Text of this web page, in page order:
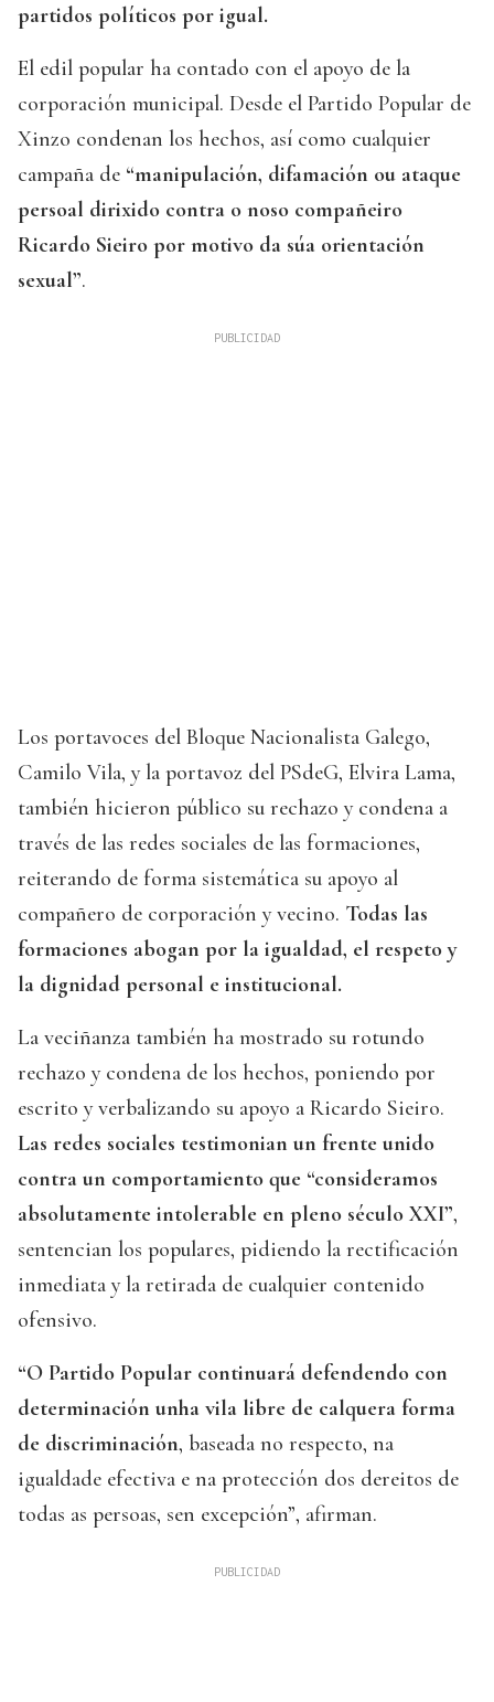
partidos políticos por igual.
El edil popular ha contado con el apoyo de la
corporación municipal. Desde el Partido Popular de
Xinzo condenan los hechos, así como cualquier
campaña de “manipulación, difamación ou ataque
persoal dirixido contra o noso compañeiro
Ricardo Sieiro por motivo da súa orientación
sexual”.
Los portavoces del Bloque Nacionalista Galego,
Camilo Vila, y la portavoz del PSdeG, Elvira Lama,
también hicieron público su rechazo y condena a
través de las redes sociales de las formaciones,
reiterando de forma sistemática su apoyo al
compañero de corporación y vecino. Todas las
formaciones abogan por la igualdad, el respeto y
la dignidad personal e institucional.
La veciñanza también ha mostrado su rotundo
rechazo y condena de los hechos, poniendo por
escrito y verbalizando su apoyo a Ricardo Sieiro.
Las redes sociales testimonian un frente unido
contra un comportamiento que “consideramos
absolutamente intolerable en pleno século XXI”,
sentencian los populares, pidiendo la rectificación
inmediata y la retirada de cualquier contenido
ofensivo.
“O Partido Popular continuará defendendo con
determinación unha vila libre de calquera forma
de discriminación, baseada no respecto, na
igualdade efectiva e na protección dos dereitos de
todas as persoas, sen excepción”, afirman.